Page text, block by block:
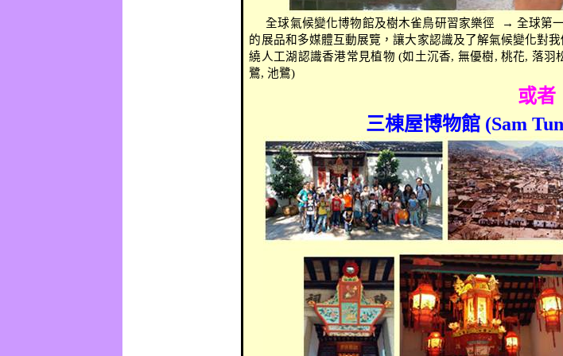
全球氣候變化博物館及樹木雀鳥研習家樂徑 → 全球第
的展品和多媒體互動展覽，讓大家認識及了解氣候變化對
繞人工湖認識香港常見植物 (如土沉香, 無優樹, 桃花, 落羽
鷺,池鷺)
或者
三棟屋博物館 (Sam